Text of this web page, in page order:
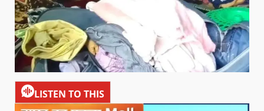
LISTEN TO THIS